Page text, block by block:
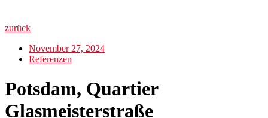
zurück
November 27, 2024
Referenzen
Potsdam, Quartier
Glasmeisterstraße